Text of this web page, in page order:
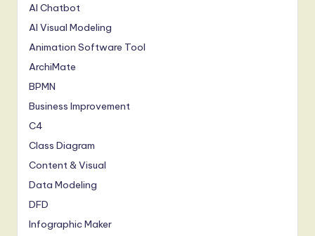
AI Chatbot
AI Visual Modeling
Animation Software Tool
ArchiMate
BPMN
Business Improvement
C4
Class Diagram
Content & Visual
Data Modeling
DFD
Infographic Maker